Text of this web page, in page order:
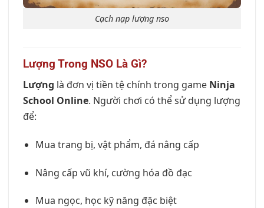
Cạch nạp lượng nso
Lượng Trong NSO Là Gì?
Lượng là đơn vị tiền tệ chính trong game Ninja
School Online. Người chơi có thể sử dụng lượng
để:
Mua trang bị, vật phẩm, đá nâng cấp
Nâng cấp vũ khí, cường hóa đồ đạc
Mua ngọc, học kỹ năng đặc biệt